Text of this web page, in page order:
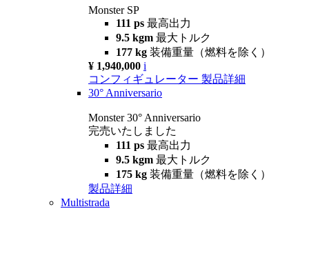
Monster SP
111 ps 最高出力
9.5 kgm 最大トルク
177 kg 装備重量（燃料を除く）
¥ 1,940,000 i
コンフィギュレーター 製品詳細
30° Anniversario
Monster 30° Anniversario
完売いたしました
111 ps 最高出力
9.5 kgm 最大トルク
175 kg 装備重量（燃料を除く）
製品詳細
Multistrada